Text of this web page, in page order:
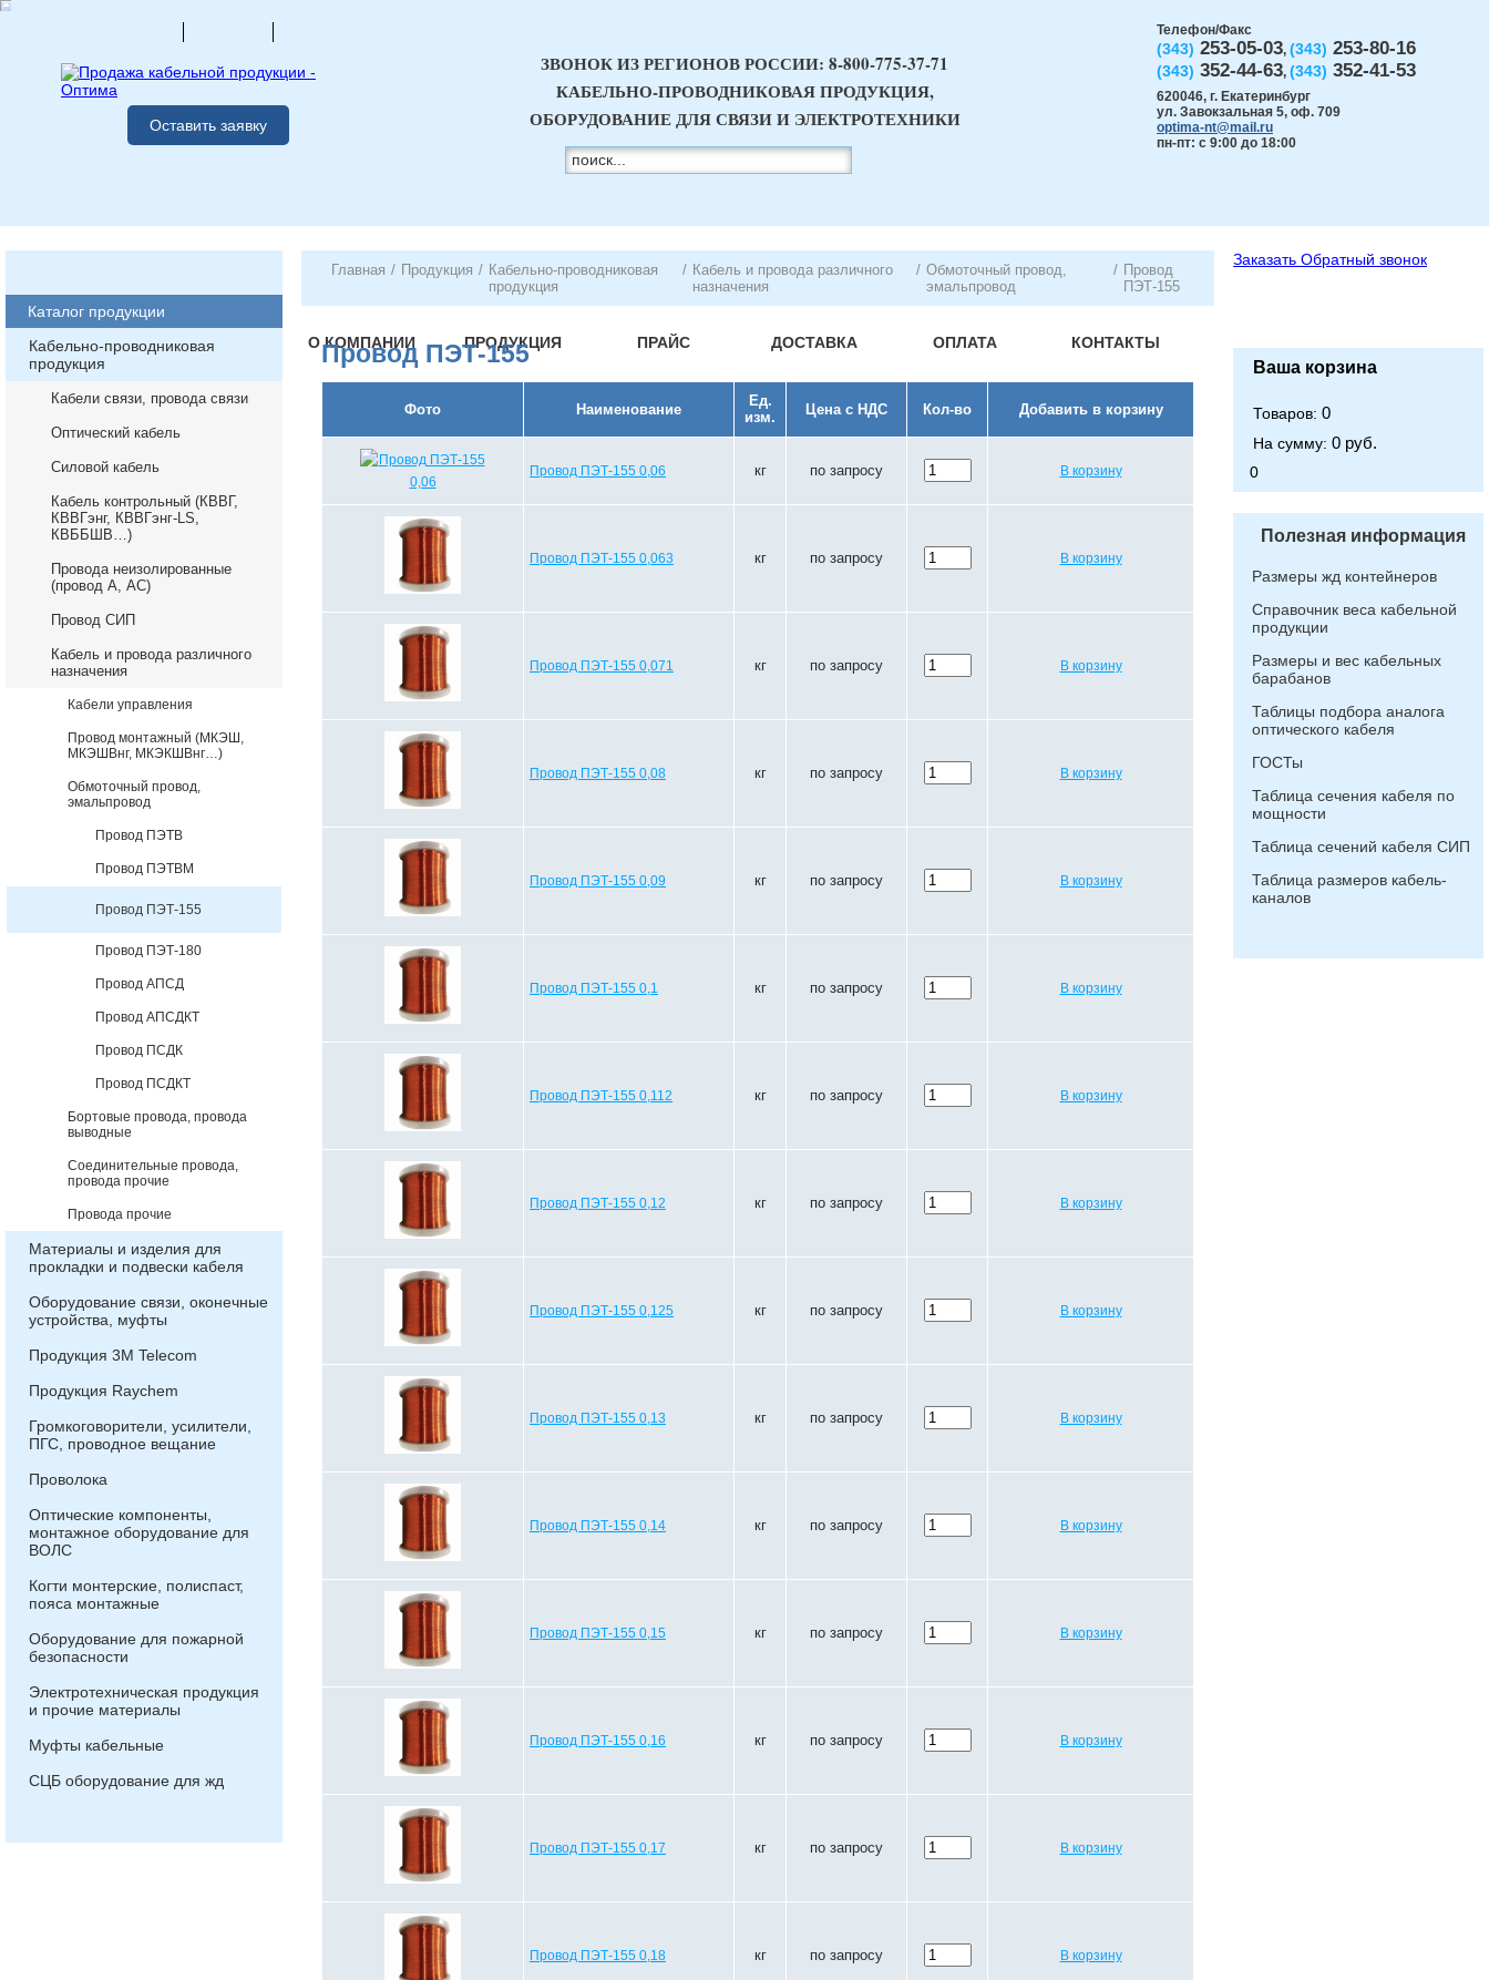
Оставить заявку
Телефон/Факс
(343) 253-05-03, (343) 253-80-16
(343) 352-44-63, (343) 352-41-53
620046, г. Екатеринбург
ул. Завокзальная 5, оф. 709
optima-nt@mail.ru
пн-пт: с 9:00 до 18:00
ЗВОНОК ИЗ РЕГИОНОВ РОССИИ: 8-800-775-37-71
КАБЕЛЬНО-ПРОВОДНИКОВАЯ ПРОДУКЦИЯ,
ОБОРУДОВАНИЕ ДЛЯ СВЯЗИ И ЭЛЕКТРОТЕХНИКИ
О КОМПАНИИ ПРОДУКЦИЯ ПРАЙС ДОСТАВКА ОПЛАТА КОНТАКТЫ
Каталог продукции
Кабельно-проводниковая
продукция
Кабели связи, провода связи
Оптический кабель
Силовой кабель
Кабель контрольный (КВВГ,
КВВГэнг, КВВГэнг-LS,
КВББШВ…)
Провода неизолированные
(провод А, АС)
Провод СИП
Кабель и провода различного
назначения
Кабели управления
Провод монтажный (МКЭШ,
МКЭШВнг, МКЭКШВнг…)
Обмоточный провод,
эмальпровод
Провод ПЭТВ
Провод ПЭТВМ
Провод ПЭТ-155
Провод ПЭТ-180
Провод АПСД
Провод АПСДКТ
Провод ПСДК
Провод ПСДКТ
Бортовые провода, провода
выводные
Соединительные провода,
провода прочие
Провода прочие
Материалы и изделия для
прокладки и подвески кабеля
Оборудование связи, оконечные
устройства, муфты
Продукция 3М Telecom
Продукция Raychem
Громкоговорители, усилители,
ПГС, проводное вещание
Проволока
Оптические компоненты,
монтажное оборудование для
ВОЛС
Когти монтерские, полиспаст,
пояса монтажные
Оборудование для пожарной
безопасности
Электротехническая продукция
и прочие материалы
Муфты кабельные
СЦБ оборудование для жд
Главная / Продукция / Кабельно-проводниковая
продукция
/ Кабель и провода различного
назначения
/ Обмоточный провод,
эмальпровод
/ Провод
ПЭТ-155
Провод ПЭТ-155
Фото Наименование
Ед.
изм.
Цена с НДС Кол-во Добавить в корзину
Провод ПЭТ-155 0,06 кг по запросу В корзину
Провод ПЭТ-155 0,063 кг по запросу В корзину
Провод ПЭТ-155 0,071 кг по запросу В корзину
Провод ПЭТ-155 0,08 кг по запросу В корзину
Провод ПЭТ-155 0,09 кг по запросу В корзину
Провод ПЭТ-155 0,1 кг по запросу В корзину
Провод ПЭТ-155 0,112 кг по запросу В корзину
Провод ПЭТ-155 0,12 кг по запросу В корзину
Провод ПЭТ-155 0,125 кг по запросу В корзину
Провод ПЭТ-155 0,13 кг по запросу В корзину
Провод ПЭТ-155 0,14 кг по запросу В корзину
Провод ПЭТ-155 0,15 кг по запросу В корзину
Провод ПЭТ-155 0,16 кг по запросу В корзину
Провод ПЭТ-155 0,17 кг по запросу В корзину
Провод ПЭТ-155 0,18 кг по запросу В корзину
Заказать Обратный звонок
Ваша корзина
Товаров: 0
На сумму: 0 руб.
0
Полезная информация
Размеры жд контейнеров
Справочник веса кабельной
продукции
Размеры и вес кабельных
барабанов
Таблицы подбора аналога
оптического кабеля
ГОСТы
Таблица сечения кабеля по
мощности
Таблица сечений кабеля СИП
Таблица размеров кабель-
каналов